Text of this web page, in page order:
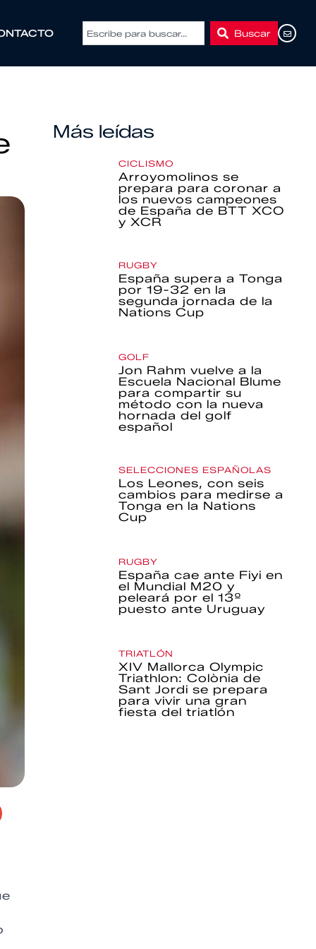
Buscar
Más leídas
CICLISMO
Arroyomolinos se
prepara para coronar a
los nuevos campeones
de España de BTT XCO
y XCR
RUGBY
España supera a Tonga
por 19-32 en la
segunda jornada de la
Nations Cup
GOLF
Jon Rahm vuelve a la
Escuela Nacional Blume
para compartir su
método con la nueva
hornada del golf
español
SELECCIONES ESPAÑOLAS
Los Leones, con seis
cambios para medirse a
Tonga en la Nations
Cup
RUGBY
España cae ante Fiyi en
el Mundial M20 y
peleará por el 13º
puesto ante Uruguay
TRIATLÓN
XIV Mallorca Olympic
Triathlon: Colònia de
Sant Jordi se prepara
para vivir una gran
fiesta del triatlón